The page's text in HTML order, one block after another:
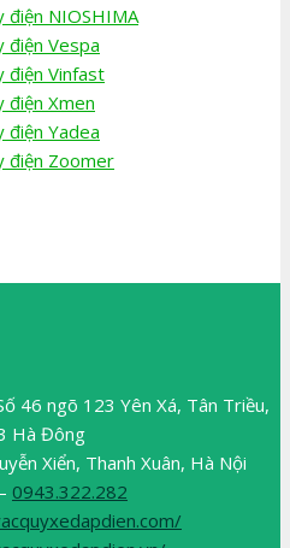
điện NIOSHIMA
điện Vespa
điện Vinfast
điện Xmen
điện Yadea
điện Zoomer
46 ngõ 123 Yên Xá, Tân Triều,
Hà Đông
Xiển, Thanh Xuân, Hà Nội
– 0943.322.282